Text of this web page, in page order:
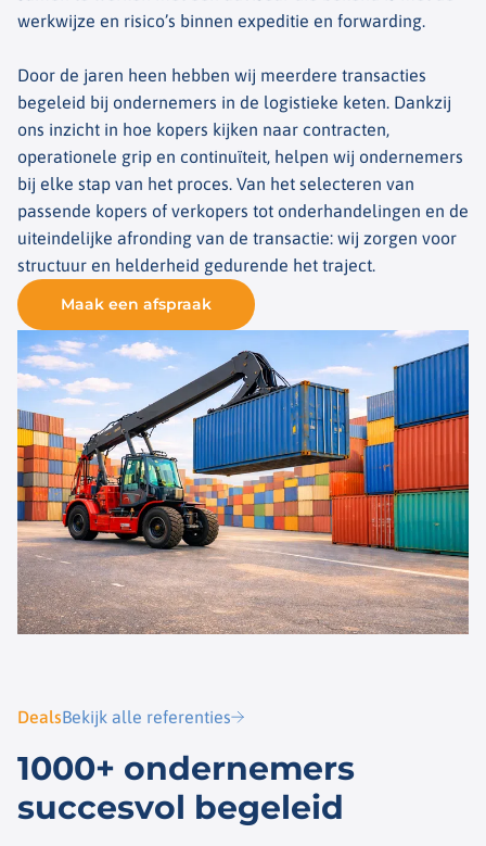
werkwijze en risico’s binnen expeditie en forwarding.
Door de jaren heen hebben wij meerdere transacties
begeleid bij ondernemers in de logistieke keten. Dankzij
ons inzicht in hoe kopers kijken naar contracten,
operationele grip en continuïteit, helpen wij ondernemers
bij elke stap van het proces. Van het selecteren van
passende kopers of verkopers tot onderhandelingen en de
uiteindelijke afronding van de transactie: wij zorgen voor
structuur en helderheid gedurende het traject.
Maak een afspraak
DealsBekijk alle referenties
1000+ ondernemers
succesvol begeleid